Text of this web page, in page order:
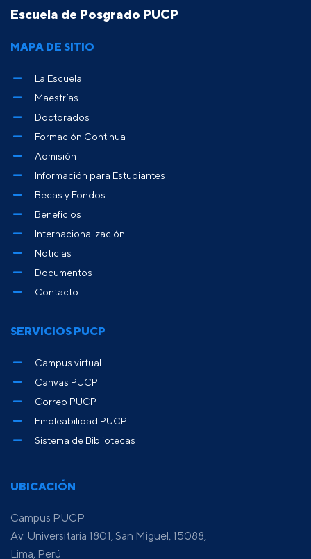
Escuela de Posgrado PUCP
UBICACIÓN
Campus PUCP
Av. Universitaria 1801, San Miguel, 15088,
Lima, Perú
MAPA DE SITIO
La Escuela
Maestrías
Doctorados
Formación Continua
Admisión
Información para Estudiantes
Becas y Fondos
Beneficios
Internacionalización
Noticias
Documentos
Contacto
SERVICIOS PUCP
Campus virtual
Canvas PUCP
Correo PUCP
Empleabilidad PUCP
Sistema de Bibliotecas